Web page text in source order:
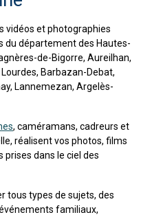
vidéos et photographies
du département des Hautes-
de-Bigorre, Aureilhan,
Barbazan-Debat,
Lannemezan, Argelès-
, caméramans, cadreurs et
réalisent vos photos, films
prises dans le ciel des
tous types de sujets, des
familiaux,